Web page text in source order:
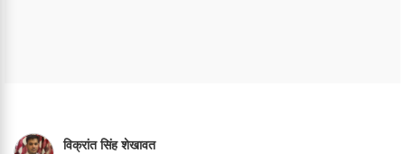
विक्रांत सिंह शेखावत